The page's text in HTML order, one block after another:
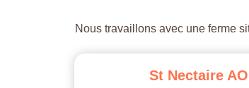
Nous travaillons avec une ferme
St Nectaire